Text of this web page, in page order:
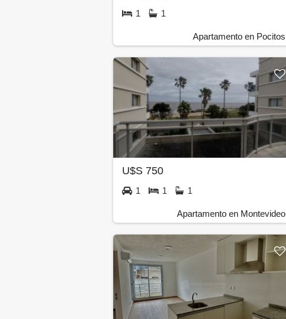
1 1
Apartamento en Pocitos
U$S 750
1 1 1
Apartamento en Montevideo